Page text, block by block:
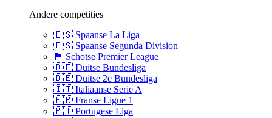
Andere competities
🇪🇸 Spaanse La Liga
🇪🇸 Spaanse Segunda Division
🏴󠁧󠁢󠁳󠁣󠁴󠁿 Schotse Premier League
🇩🇪 Duitse Bundesliga
🇩🇪 Duitse 2e Bundesliga
🇮🇹 Italiaanse Serie A
🇫🇷 Franse Ligue 1
🇵🇹 Portugese Liga